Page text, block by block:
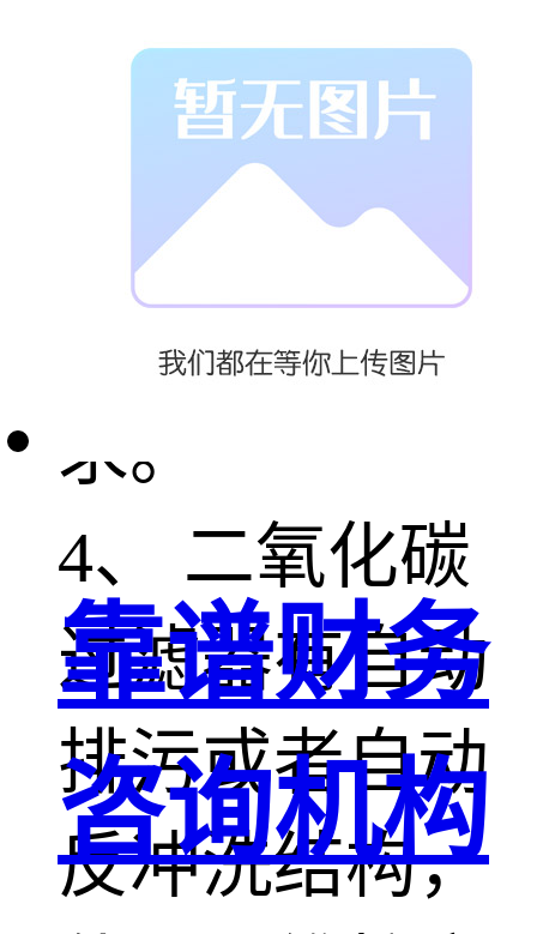
丝口，焊接等
形式，满足各
种二氧化碳管
道的安装要
求。
4、 二氧化碳
过滤器有自动
排污或者自动
反冲洗结构，
靠谱财务
咨询机构